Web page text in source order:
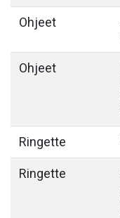
Ohjeet
Ohjeet
Ringette
Ringette